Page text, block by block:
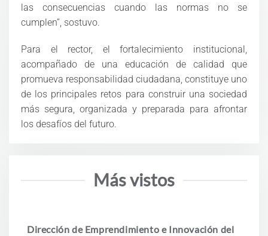
las consecuencias cuando las normas no se
cumplen”, sostuvo.
Para el rector, el fortalecimiento institucional,
acompañado de una educación de calidad que
promueva responsabilidad ciudadana, constituye uno
de los principales retos para construir una sociedad
más segura, organizada y preparada para afrontar
los desafíos del futuro.
Más vistos
Dirección de Emprendimiento e Innovación del